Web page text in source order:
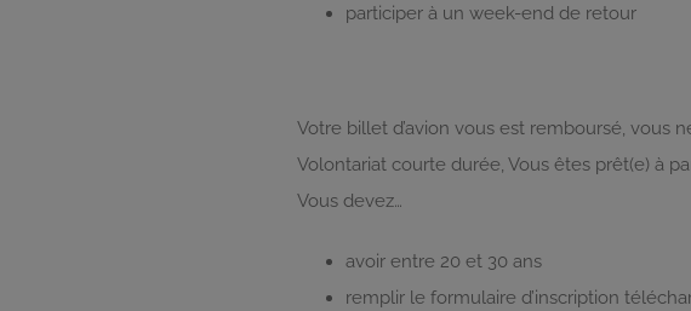
participer à un week-end de retour
Votre billet d’avion vous est remboursé, vous
Volontariat courte durée, Vous êtes prêt(e) à
Vous devez…
avoir entre 20 et 30 ans
remplir le formulaire d’inscription